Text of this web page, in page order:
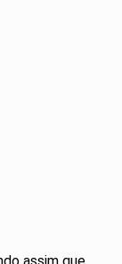
assim que